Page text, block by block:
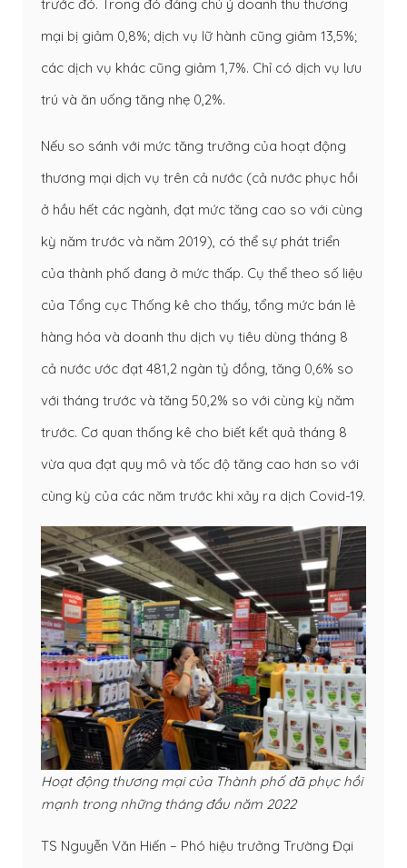
trước đó. Trong đó đáng chú ý doanh thu thương
mại bị giảm 0,8%; dịch vụ lữ hành cũng giảm 13,5%;
các dịch vụ khác cũng giảm 1,7%. Chỉ có dịch vụ lưu
trú và ăn uống tăng nhẹ 0,2%.
Nếu so sánh với mức tăng trưởng của hoạt động
thương mại dịch vụ trên cả nước (cả nước phục hồi
ở hầu hết các ngành, đạt mức tăng cao so với cùng
kỳ năm trước và năm 2019), có thể sự phát triển
của thành phố đang ở mức thấp. Cụ thể theo số liệu
của Tổng cục Thống kê cho thấy, tổng mức bán lẻ
hàng hóa và doanh thu dịch vụ tiêu dùng tháng 8
cả nước ước đạt 481,2 ngàn tỷ đồng, tăng 0,6% so
với tháng trước và tăng 50,2% so với cùng kỳ năm
trước. Cơ quan thống kê cho biết kết quả tháng 8
vừa qua đạt quy mô và tốc độ tăng cao hơn so với
cùng kỳ của các năm trước khi xảy ra dịch Covid-19.
Hoạt động thương mại của Thành phố đã phục hồi
mạnh trong những tháng đầu năm 2022
TS Nguyễn Văn Hiến – Phó hiệu trưởng Trường Đại